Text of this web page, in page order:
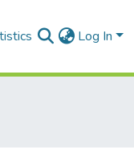
Log In